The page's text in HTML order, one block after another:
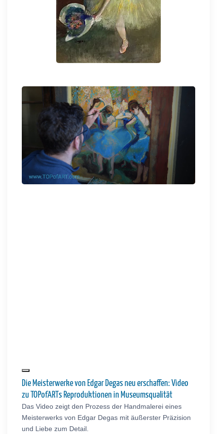
Die Meisterwerke von Edgar Degas neu erschaffen: Video
zu TOPofARTs Reproduktionen in Museumsqualität
Das Video zeigt den Prozess der Handmalerei eines
Meisterwerks von Edgar Degas mit äußerster Präzision
und Liebe zum Detail.